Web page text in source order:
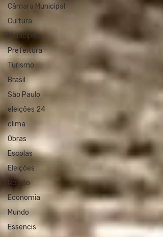
Câmara Municipal
Cultura
Municípios
Prefeitura
Turismo
Brasil
São Paulo
eleições 24
clima
Obras
Escolas
Eleições
Região
Economia
Mundo
Essencis